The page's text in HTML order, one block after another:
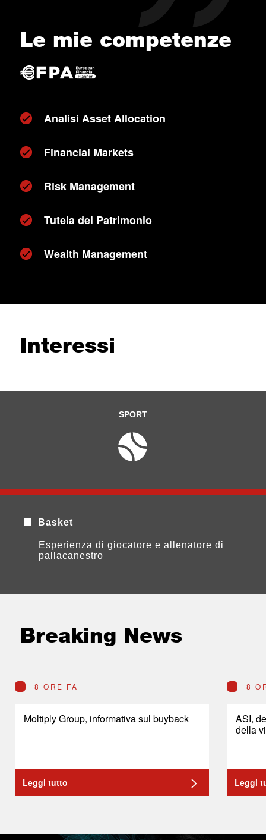
Le mie competenze
Analisi Asset Allocation
Financial Markets
Risk Management
Tutela del Patrimonio
Wealth Management
Interessi
SPORT
Basket
Esperienza di giocatore e allenatore di
pallacanestro
Breaking News
8 ORE FA
Moltiply Group, informativa sul buyback
Leggi tutto
8
ASI,
della
Leggi